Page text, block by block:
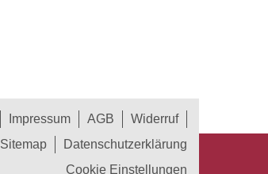
Impressum AGB
Widerruf
Sitemap
Datenschutzerklärung
Cookie Einstellungen